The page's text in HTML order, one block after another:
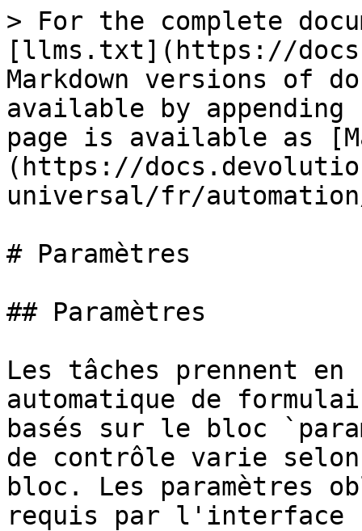
> For the complete
[llms.txt](https://
Markdown versions of
available by
page is available as
(https://
universal/fr/
# Paramètres
## Paramètres
Les tâches prennent
automatique de
basés sur le bloc
de contrôle varie
bloc. Les paramètres
requis par